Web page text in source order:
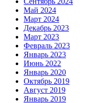
Май 2024
Март 2024
Декабрь 2023
Март 2023
Февраль 2023
Январь 2023
Июнь 2022
Январь 2020
Октябрь 2019
Август 2019
Январь 2019